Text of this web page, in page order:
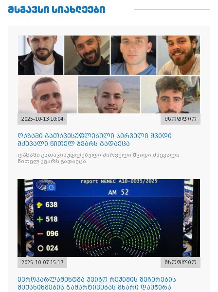
ᲛᲡᲒᲐᲕᲡᲘ ᲡᲘᲐᲮᲚᲔᲔᲑᲘ
2025-10-13 10:04 მსოფლიო
ღაზაში გათავისუფლებული პირველი შვიდი
მძევალი წითელ ჯვარს გადაეცა
ღაზაში გათავისუფლებული პირველი შვიდი მძევალი
წითელ ჯვარს გადაეცა
2025-10-07 15:17 მსოფლიო
ევროპარლამენტმა უვიზო რეჟიმის შეჩერების
მექანიზმების გამარტივებას მხარი დაუჭირა